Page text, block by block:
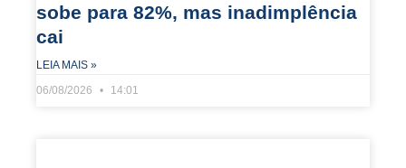
sobe para 82%, mas inadimplência
cai
LEIA MAIS »
06/08/2026
14:01